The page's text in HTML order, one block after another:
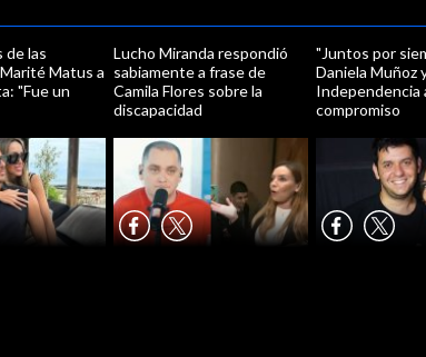
de las
Matus a
"Fue un
Lucho Miranda respondió
sabiamente a frase de
Camila Flores sobre la
discapacidad
"Juntos por
Daniela Muñoz
Independencia
compromiso